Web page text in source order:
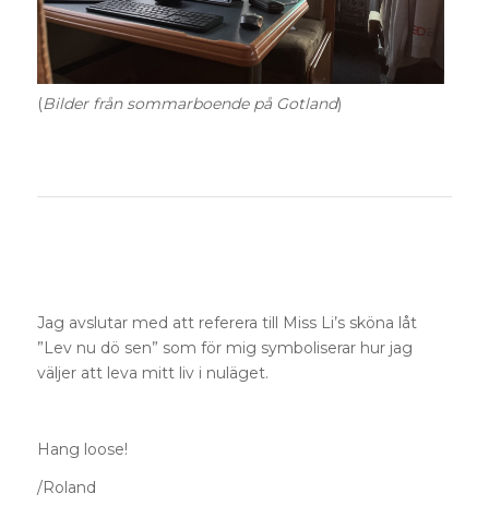
(Bilder från sommarboende på Gotland)
Jag avslutar med att referera till Miss Li’s sköna låt
”Lev nu dö sen” som för mig symboliserar hur jag
väljer att leva mitt liv i nuläget.
Hang loose!
/Roland